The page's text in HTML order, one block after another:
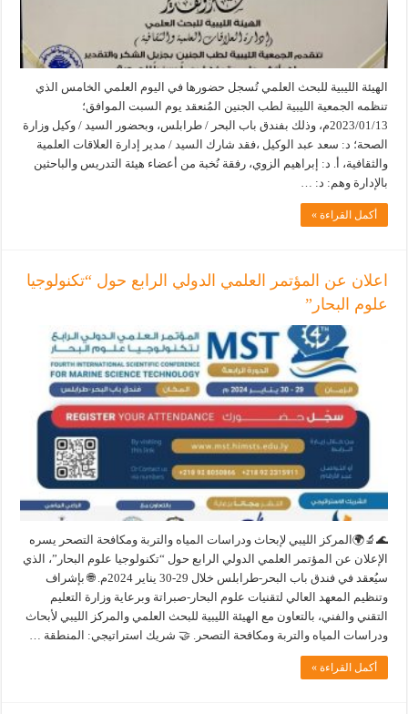
الهيئة الليبية للبحث العلمي تُسجل حضورها في اليوم العلمي الخامس الذي
تنظمه الجمعية الليبية لطب الجنين المُنعقد يوم السبت الموافق؛
2023/01/13م، وذلك بفندق باب البحر / طرابلس، وبحضور السيد / وكيل وزارة
الصحة؛ د: سعد عبد الوكيل ،فقد شارك السيد / مدير إدارة العلاقات العلمية
والثقافية، أ. د: إبراهيم الزوي، رفقة نُخبة من أعضاء هيئة التدريس والباحثين
بالإدارة وهم: د: …
أكمل القراءة »
اعلان عن المؤتمر العلمي الدولي الرابع حول “تكنولوجيا
علوم البحار”
🌊🔬🌍المركز الليبي لإبحاث ودراسات المياه والتربة ومكافحة التصحر يسره
الإعلان عن المؤتمر العلمي الدولي الرابع حول “تكنولوجيا علوم البحار”، الذي
سيُعقد في فندق باب البحر-طرابلس خلال 29-30 يناير 2024م. 🌐 بإشراف
وتنظيم المعهد العالي لتقنيات علوم البحار-صبراتة وبرعاية وزارة التعليم
التقني والفني، بالتعاون مع الهيئة الليبية للبحث العلمي والمركز الليبي لأبحاث
ودراسات المياه والتربة ومكافحة التصحر. 🤝 شريك استراتيجي: المنطقة …
أكمل القراءة »